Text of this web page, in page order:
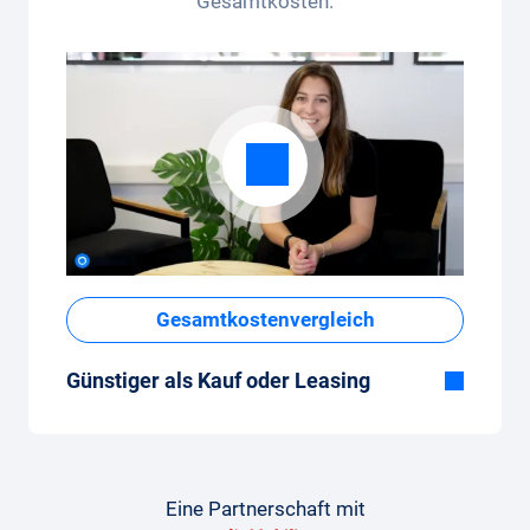
Gesamtkostenvergleich
Günstiger als Kauf oder Leasing
Leasing oder Neuwagenkauf tief.
Eine Partnerschaft mit